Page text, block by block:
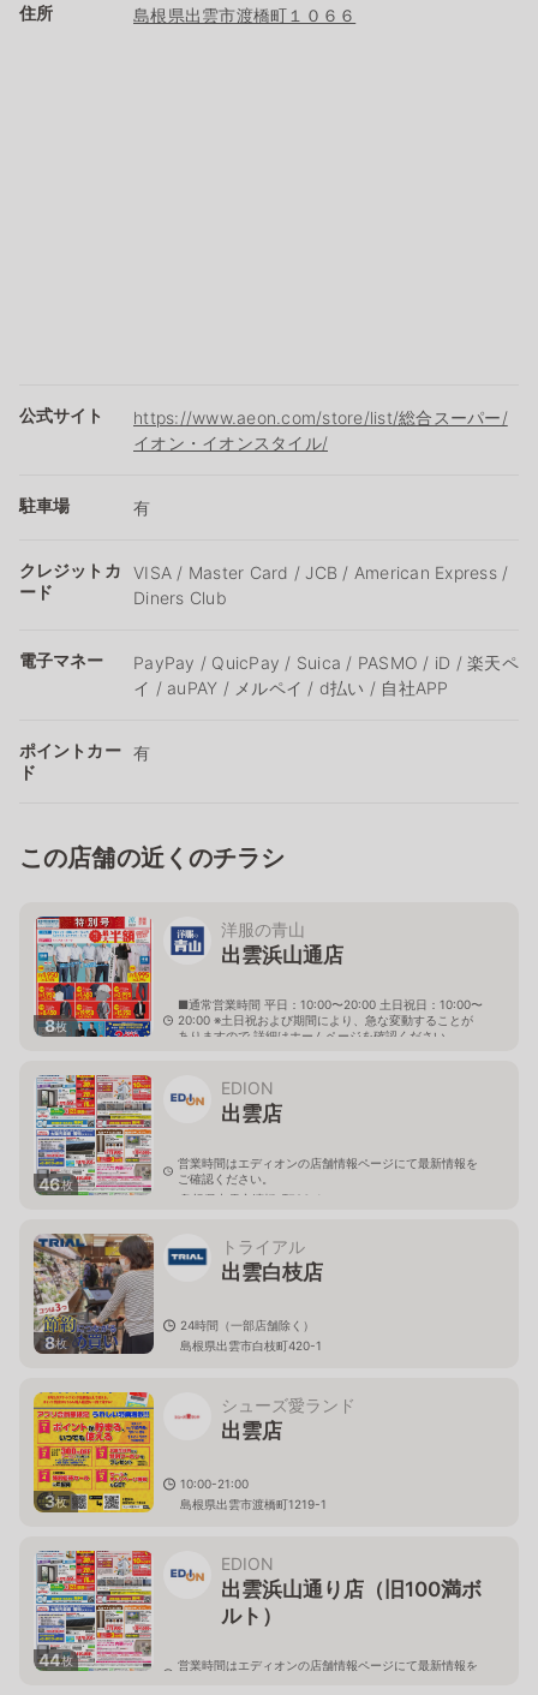
住所 島根県出雲市渡橋町１０６６
公式サイト
https://www.aeon.com/store/list/総合スーパー/
イオン・イオンスタイル/
駐車場 有
クレジットカ
ード
VISA / Master Card / JCB / American Express /
Diners Club
電子マネー
PayPay / QuicPay / Suica / PASMO / iD / 楽天ペ
イ / auPAY / メルペイ / d払い / 自社APP
ポイントカー
ド
有
この店舗の近くのチラシ
8枚
洋服の青山
出雲浜山通店
■通常営業時間 平日：10:00〜20:00 土日祝日：10:00〜
20:00 ※土日祝および期間により、急な変動することが
ありますので 詳細はホームページを確認ください
46枚
EDION
出雲店
営業時間はエディオンの店舗情報ページにて最新情報を
ご確認ください。
島根県出雲市渡橋町796-1
8枚
トライアル
出雲白枝店
24時間（一部店舗除く）
島根県出雲市白枝町420-1
3枚
シューズ愛ランド
出雲店
10:00-21:00
島根県出雲市渡橋町1219-1
44枚
EDION
出雲浜山通り店（旧100満ボ
ルト）
営業時間はエディオンの店舗情報ページにて最新情報を